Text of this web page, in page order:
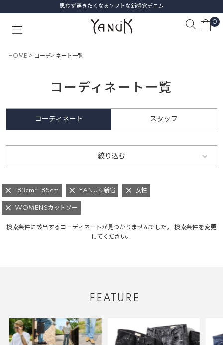
思わず穿きたくなるソフトな新感覚デニム
0
HOME コーディネート一覧
コーディネート一覧
コーディネート スタッフ
絞り込む
183cm~185cm YANUK 新宿 女性
WOMENSカットソー
検索条件に該当するコーディネートが見つかりませんでした。 検索条件を変更
してください。
FEATURE